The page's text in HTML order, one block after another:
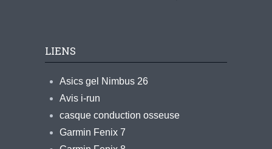
LIENS
Asics gel Nimbus 26
Avis i-run
casque conduction osseuse
Garmin Fenix 7